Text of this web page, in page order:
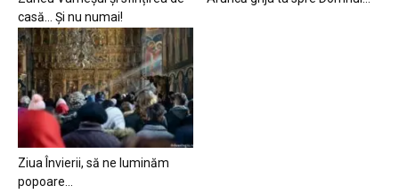
casă… Și nu numai!
Ziua Învierii, să ne luminăm
popoare…